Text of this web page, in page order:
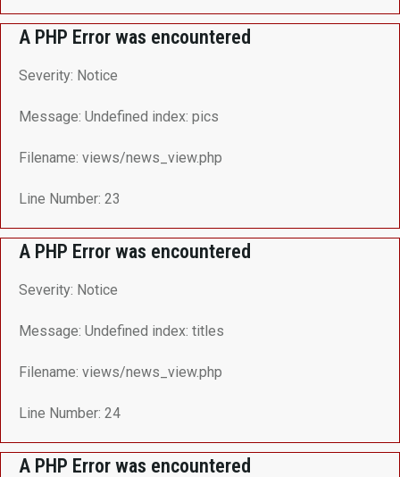
A PHP Error was encountered
Severity: Notice
Message: Undefined index: pics
Filename: views/news_view.php
Line Number: 23
A PHP Error was encountered
Severity: Notice
Message: Undefined index: titles
Filename: views/news_view.php
Line Number: 24
A PHP Error was encountered